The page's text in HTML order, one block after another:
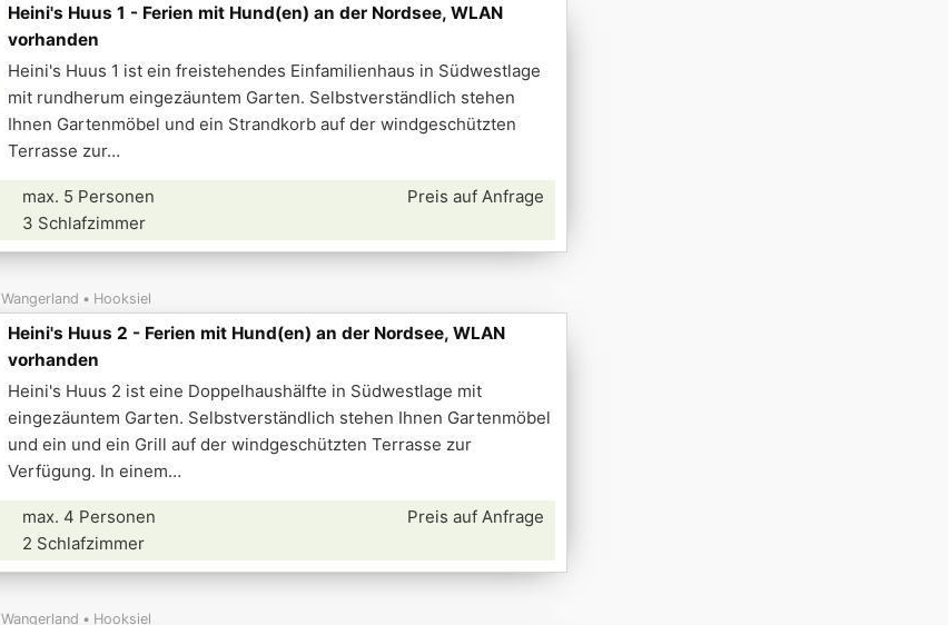
Heini's Huus 1 - Ferien mit Hund(en) an der Nordsee, WLAN
vorhanden
Heini's Huus 1 ist ein freistehendes Einfamilienhaus in Südwestlage
mit rundherum eingezäuntem Garten. Selbstverständlich stehen
Ihnen Gartenmöbel und ein Strandkorb auf der windgeschützten
Terrasse zur
max. 5 Personen
3 Schlafzimmer
Preis auf Anfrage
Wangerland Hooksiel
Heini's Huus 2 - Ferien mit Hund(en) an der Nordsee, WLAN
vorhanden
Heini's Huus 2 ist eine Doppelhaushälfte in Südwestlage mit
eingezäuntem Garten. Selbstverständlich stehen Ihnen Gartenmöbel
und ein und ein Grill auf der windgeschützten Terrasse zur
Verfügung. In einem
max. 4 Personen
2 Schlafzimmer
Preis auf Anfrage
Wangerland Hooksiel